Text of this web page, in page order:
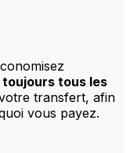
tous les
transfert, afin
vous payez.